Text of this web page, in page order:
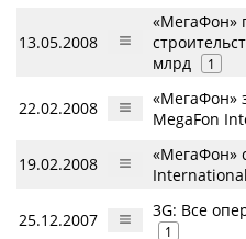
13.05.2008
«МегаФон»
млрд
1
22.02.2008
«МегаФон»
MegaFon
19.02.2008
«МегаФон»
International
25.12.2007 3G: Все
1